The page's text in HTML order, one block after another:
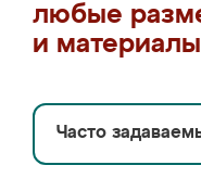
любые
и материалы
Часто